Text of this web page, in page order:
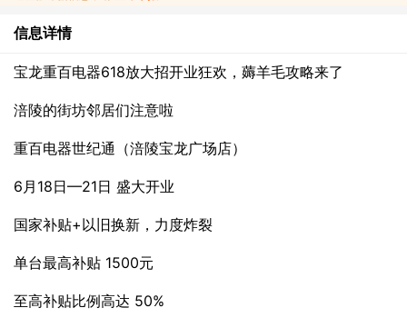
信息详情
宝龙重百电器618放大招开业狂欢，薅羊毛攻略来了
涪陵的街坊邻居们注意啦
重百电器世纪通（涪陵宝龙广场店）
6月18日—21日 盛大开业
国家补贴+以旧换新，力度炸裂
单台最高补贴 1500元
至高补贴比例高达 50%